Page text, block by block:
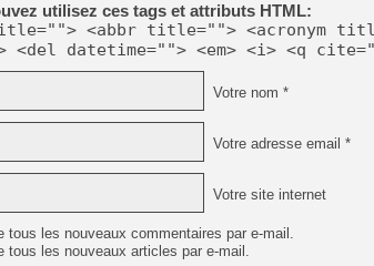
utilisez ces tags et attributs HTML:
<abbr title=""> <acronym
<del datetime=""> <em> <i> <q
Votre nom *
Votre adresse email *
Votre site internet
tous les nouveaux commentaires par e-mail.
tous les nouveaux articles par e-mail.